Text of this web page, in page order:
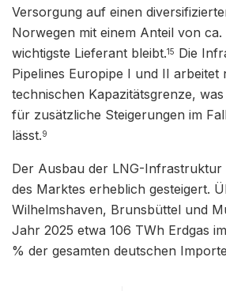
Versorgung auf einen
Norwegen mit einem Anteil von
wichtigste Lieferant bleibt.15 Die
Pipelines Europipe I und II arbeitet
technischen Kapazitätsgrenze,
für zusätzliche Steigerungen im
lässt.9
Der Ausbau der LNG-Infrastruktur
des Marktes erheblich gesteigert.
Wilhelmshaven, Brunsbüttel und
Jahr 2025 etwa 106 TWh Erdgas
% der gesamten deutschen